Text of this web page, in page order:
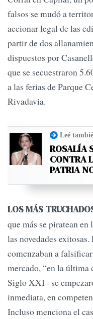
falsos se mudó a
accionar legal de las
partir de dos
dispuestos por
que se secuestraron
a las ferias de Parque
Rivadavia.
Leé
ROSALÍA
CONTRA
PATRIA
LOS MÁS
que más se piratean
las novedades
comenzaban a
mercado, “en la última
Siglo XXI– se
inmediata, en
Incluso menciona el